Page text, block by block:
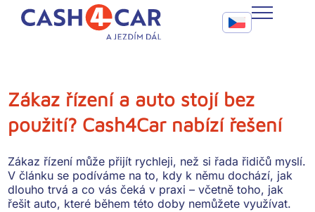
Zákaz řízení a auto stojí bez použití? Cash4Car nabízí řešení
BLOG
SLUŽBY
KONTAKT
Call To Action
Zákaz řízení a auto stojí bez
použití? Cash4Car nabízí řešení
Zákaz řízení může přijít rychleji, než si řada řidičů myslí.
V článku se podíváme na to, kdy k němu dochází, jak
dlouho trvá a co vás čeká v praxi – včetně toho, jak
řešit auto, které během této doby nemůžete využívat.